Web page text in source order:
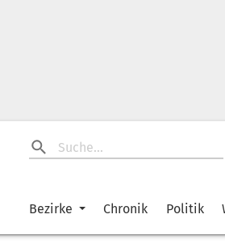
Bezirke Chronik Politik